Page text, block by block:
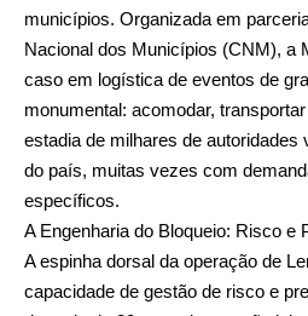
municípios. Organizada em
Nacional dos Municípios (CNM), a
caso em logística de eventos de
monumental: acomodar,
estadia de milhares de autoridades
do país, muitas vezes com
específicos.
A Engenharia do Bloqueio: Risco e
A espinha dorsal da operação de
capacidade de gestão de risco e